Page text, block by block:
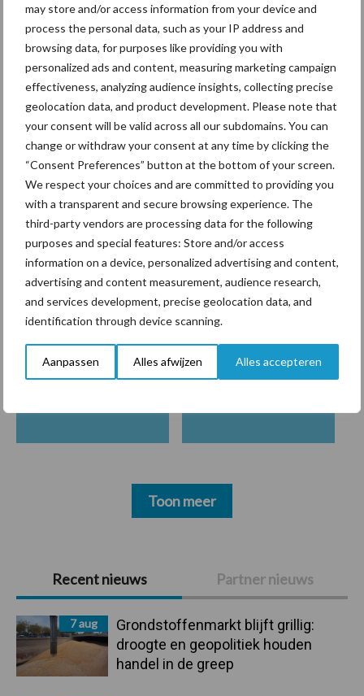
may store and/or access information from your device and
process the personal data, such as your IP address and
browsing data, for purposes like providing you with
personalized ads and content, measuring marketing campaign
effectiveness, analyzing audience insights, collecting precise
geolocation data, and product development. Please note that
your consent will be valid across all our subdomains. You can
change or withdraw your consent at any time by clicking the
“Consent Preferences” button at the bottom of your screen.
We respect your choices and are committed to providing you
with a transparent and secure browsing experience. The
third-party vendors are processing data for the following
purposes and special features: Store and/or access
information on a device, personalized advertising and content,
advertising and content measurement, audience research,
and services development, precise geolocation data, and
identification through device scanning.
Aanpassen Alles afwijzen Alles accepteren
Primaire
Sidebar
Recent nieuws Partner nieuws
7 aug
Grondstoffenmarkt blijft grillig:
droogte en geopolitiek houden
handel in de greep
in de greep
De speenhuid: een vaak
onderschatte risicofactor
voor mastitis
ForFarmers ziet volume en
marktaandeel groeien in
krimpende Nederlandse
markt
Diergezondheid Bemesting Fokkerij
Toon meer